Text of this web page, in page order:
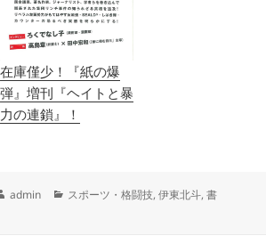
在庫僅少！『紙の爆
弾』増刊『ヘイトと暴
力の連鎖』！
作
admin
カ
スポーツ・格闘技,伊東北斗,書